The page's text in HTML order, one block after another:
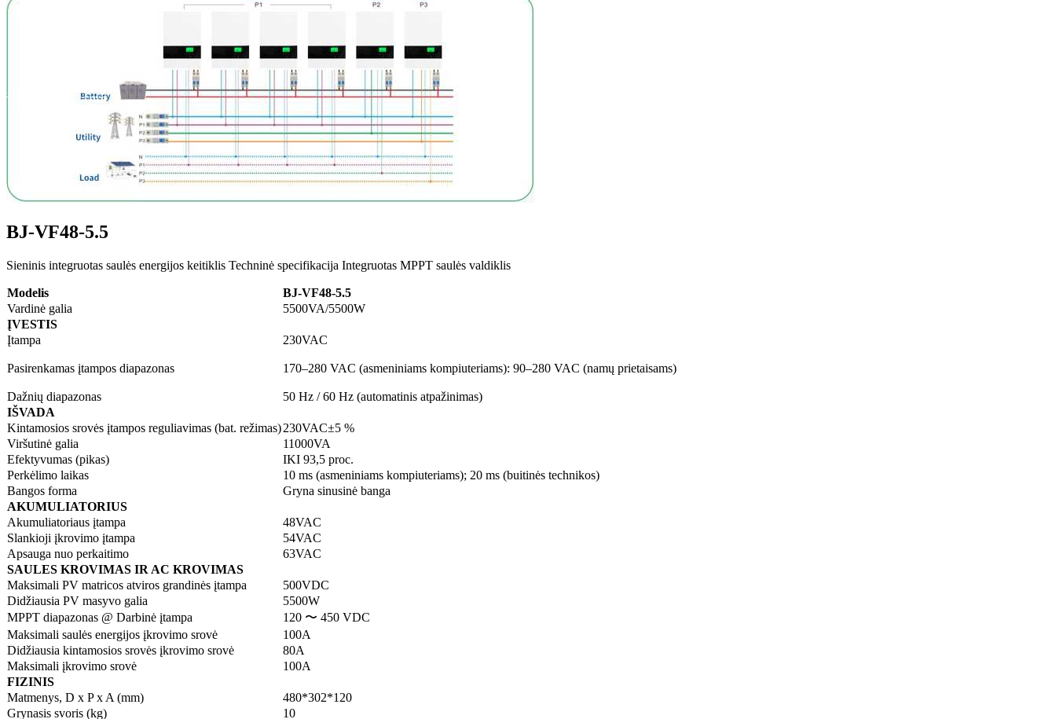
BJ-VF48-5.5
Sieninis integruotas saulės energijos keitiklis Techninė specifikacija Integruotas MPPT saulės valdiklis
Modelis
BJ-VF48-5.5
Vardinė galia
5500VA/5500W
ĮVESTIS
Įtampa
230VAC
Pasirenkamas įtampos diapazonas 170–280 VAC (asmeniniams kompiuteriams): 90–280 VAC (namų prietaisams)
Dažnių diapazonas
50 Hz / 60 Hz (automatinis atpažinimas)
IŠVADA
Kintamosios srovės įtampos reguliavimas (bat. režimas)230VAC±5 %
Viršutinė galia
11000VA
Efektyvumas (pikas)
IKI 93,5 proc.
Perkėlimo laikas
10 ms (asmeniniams kompiuteriams); 20 ms (buitinės technikos)
Bangos forma
Gryna sinusinė banga
AKUMULIATORIUS
Akumuliatoriaus įtampa
48VAC
Slankioji įkrovimo įtampa
54VAC
Apsauga nuo perkaitimo
63VAC
SAULES KROVIMAS IR AC KROVIMAS
Maksimali PV matricos atviros grandinės įtampa
500VDC
Didžiausia PV masyvo galia
5500W
MPPT diapazonas @ Darbinė įtampa
120 〜 450 VDC
Maksimali saulės energijos įkrovimo srovė
100A
Didžiausia kintamosios srovės įkrovimo srovė
80A
Maksimali įkrovimo srovė
100A
FIZINIS
Matmenys, D x P x A (mm)
480*302*120
Grynasis svoris (kg)
10